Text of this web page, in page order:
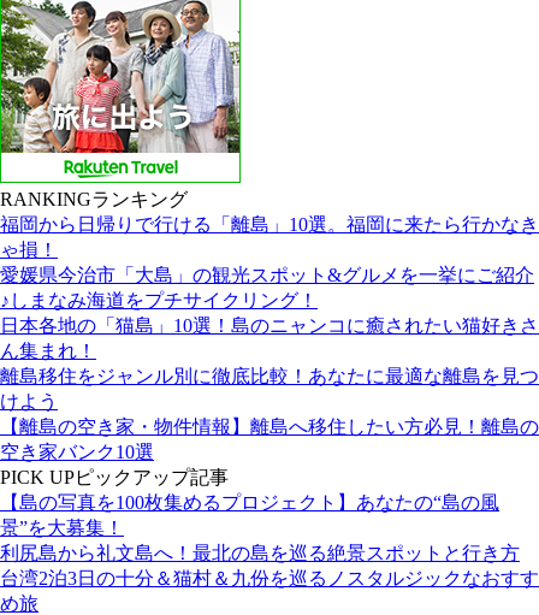
RANKINGランキング
福岡から日帰りで行ける「離島」10選。福岡に来たら行かなき
ゃ損！
愛媛県今治市「大島」の観光スポット&グルメを一挙にご紹介
♪しまなみ海道をプチサイクリング！
日本各地の「猫島」10選！島のニャンコに癒されたい猫好きさ
ん集まれ！
離島移住をジャンル別に徹底比較！あなたに最適な離島を見つ
けよう
【離島の空き家・物件情報】離島へ移住したい方必見！離島の
空き家バンク10選
PICK UPピックアップ記事
【島の写真を100枚集めるプロジェクト】あなたの“島の風
景”を大募集！
利尻島から礼文島へ！最北の島を巡る絶景スポットと行き方
台湾2泊3日の十分＆猫村＆九份を巡るノスタルジックなおすす
め旅